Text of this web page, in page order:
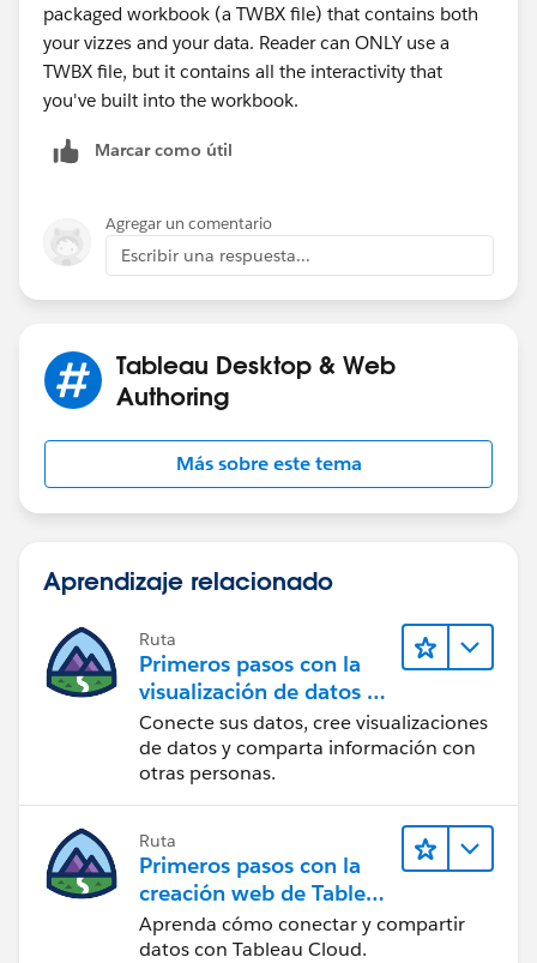
packaged workbook (a TWBX file) that contains both
your vizzes and your data. Reader can ONLY use a
TWBX file, but it contains all the interactivity that
you've built into the workbook.
Marcar como útil
Agregar un comentario
Escribir una respuesta...
Tableau Desktop & Web
Authoring
Más sobre este tema
Aprendizaje relacionado
Ruta
Primeros pasos con la
visualización de datos en
Tableau Desktop
Conecte sus datos, cree visualizaciones
de datos y comparta información con
otras personas.
Ruta
Primeros pasos con la
creación web de Tableau
Cloud
Aprenda cómo conectar y compartir
datos con Tableau Cloud.